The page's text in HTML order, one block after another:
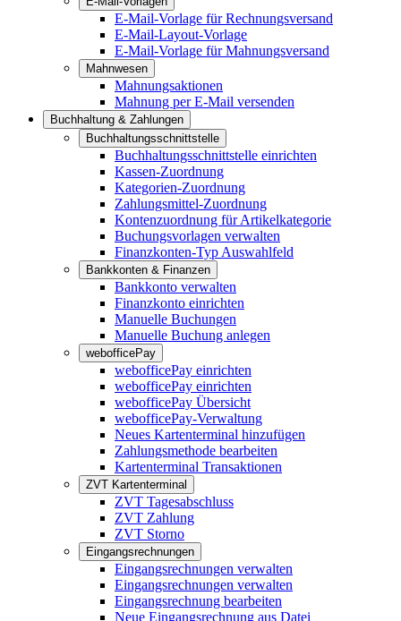
E-Mail-Vorlage für Rechnungsversand
E-Mail-Layout-Vorlage
E-Mail-Vorlage für Mahnungsversand
Mahnwesen
Mahnungsaktionen
Mahnung per E-Mail versenden
Buchhaltung & Zahlungen
Buchhaltungsschnittstelle
Buchhaltungsschnittstelle einrichten
Kassen-Zuordnung
Kategorien-Zuordnung
Zahlungsmittel-Zuordnung
Kontenzuordnung für Artikelkategorie
Buchungsvorlagen verwalten
Finanzkonten-Typ Auswahlfeld
Bankkonten & Finanzen
Bankkonto verwalten
Finanzkonto einrichten
Manuelle Buchungen
Manuelle Buchung anlegen
webofficePay
webofficePay einrichten
webofficePay einrichten
webofficePay Übersicht
webofficePay-Verwaltung
Neues Kartenterminal hinzufügen
Zahlungsmethode bearbeiten
Kartenterminal Transaktionen
ZVT Kartenterminal
ZVT Tagesabschluss
ZVT Zahlung
ZVT Storno
Eingangsrechnungen
Eingangsrechnungen verwalten
Eingangsrechnungen verwalten
Eingangsrechnung bearbeiten
Neue Eingangsrechnung aus Datei